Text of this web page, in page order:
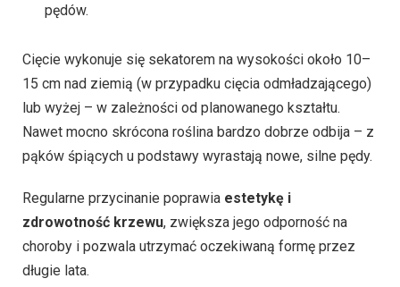
pędów.
Cięcie wykonuje się sekatorem na wysokości około 10–
15 cm nad ziemią (w przypadku cięcia odmładzającego)
lub wyżej – w zależności od planowanego kształtu.
Nawet mocno skrócona roślina bardzo dobrze odbija – z
pąków śpiących u podstawy wyrastają nowe, silne pędy.
Regularne przycinanie poprawia estetykę i
zdrowotność krzewu, zwiększa jego odporność na
choroby i pozwala utrzymać oczekiwaną formę przez
długie lata.